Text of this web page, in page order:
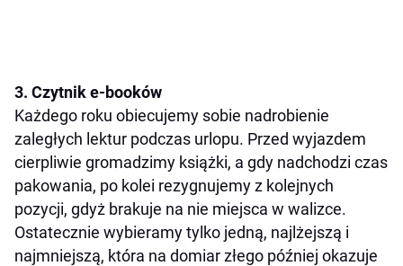
3. Czytnik e-booków
Każdego roku obiecujemy sobie nadrobienie
zaległych lektur podczas urlopu. Przed wyjazdem
cierpliwie gromadzimy książki, a gdy nadchodzi czas
pakowania, po kolei rezygnujemy z kolejnych
pozycji, gdyż brakuje na nie miejsca w walizce.
Ostatecznie wybieramy tylko jedną, najlżejszą i
najmniejszą, która na domiar złego później okazuje